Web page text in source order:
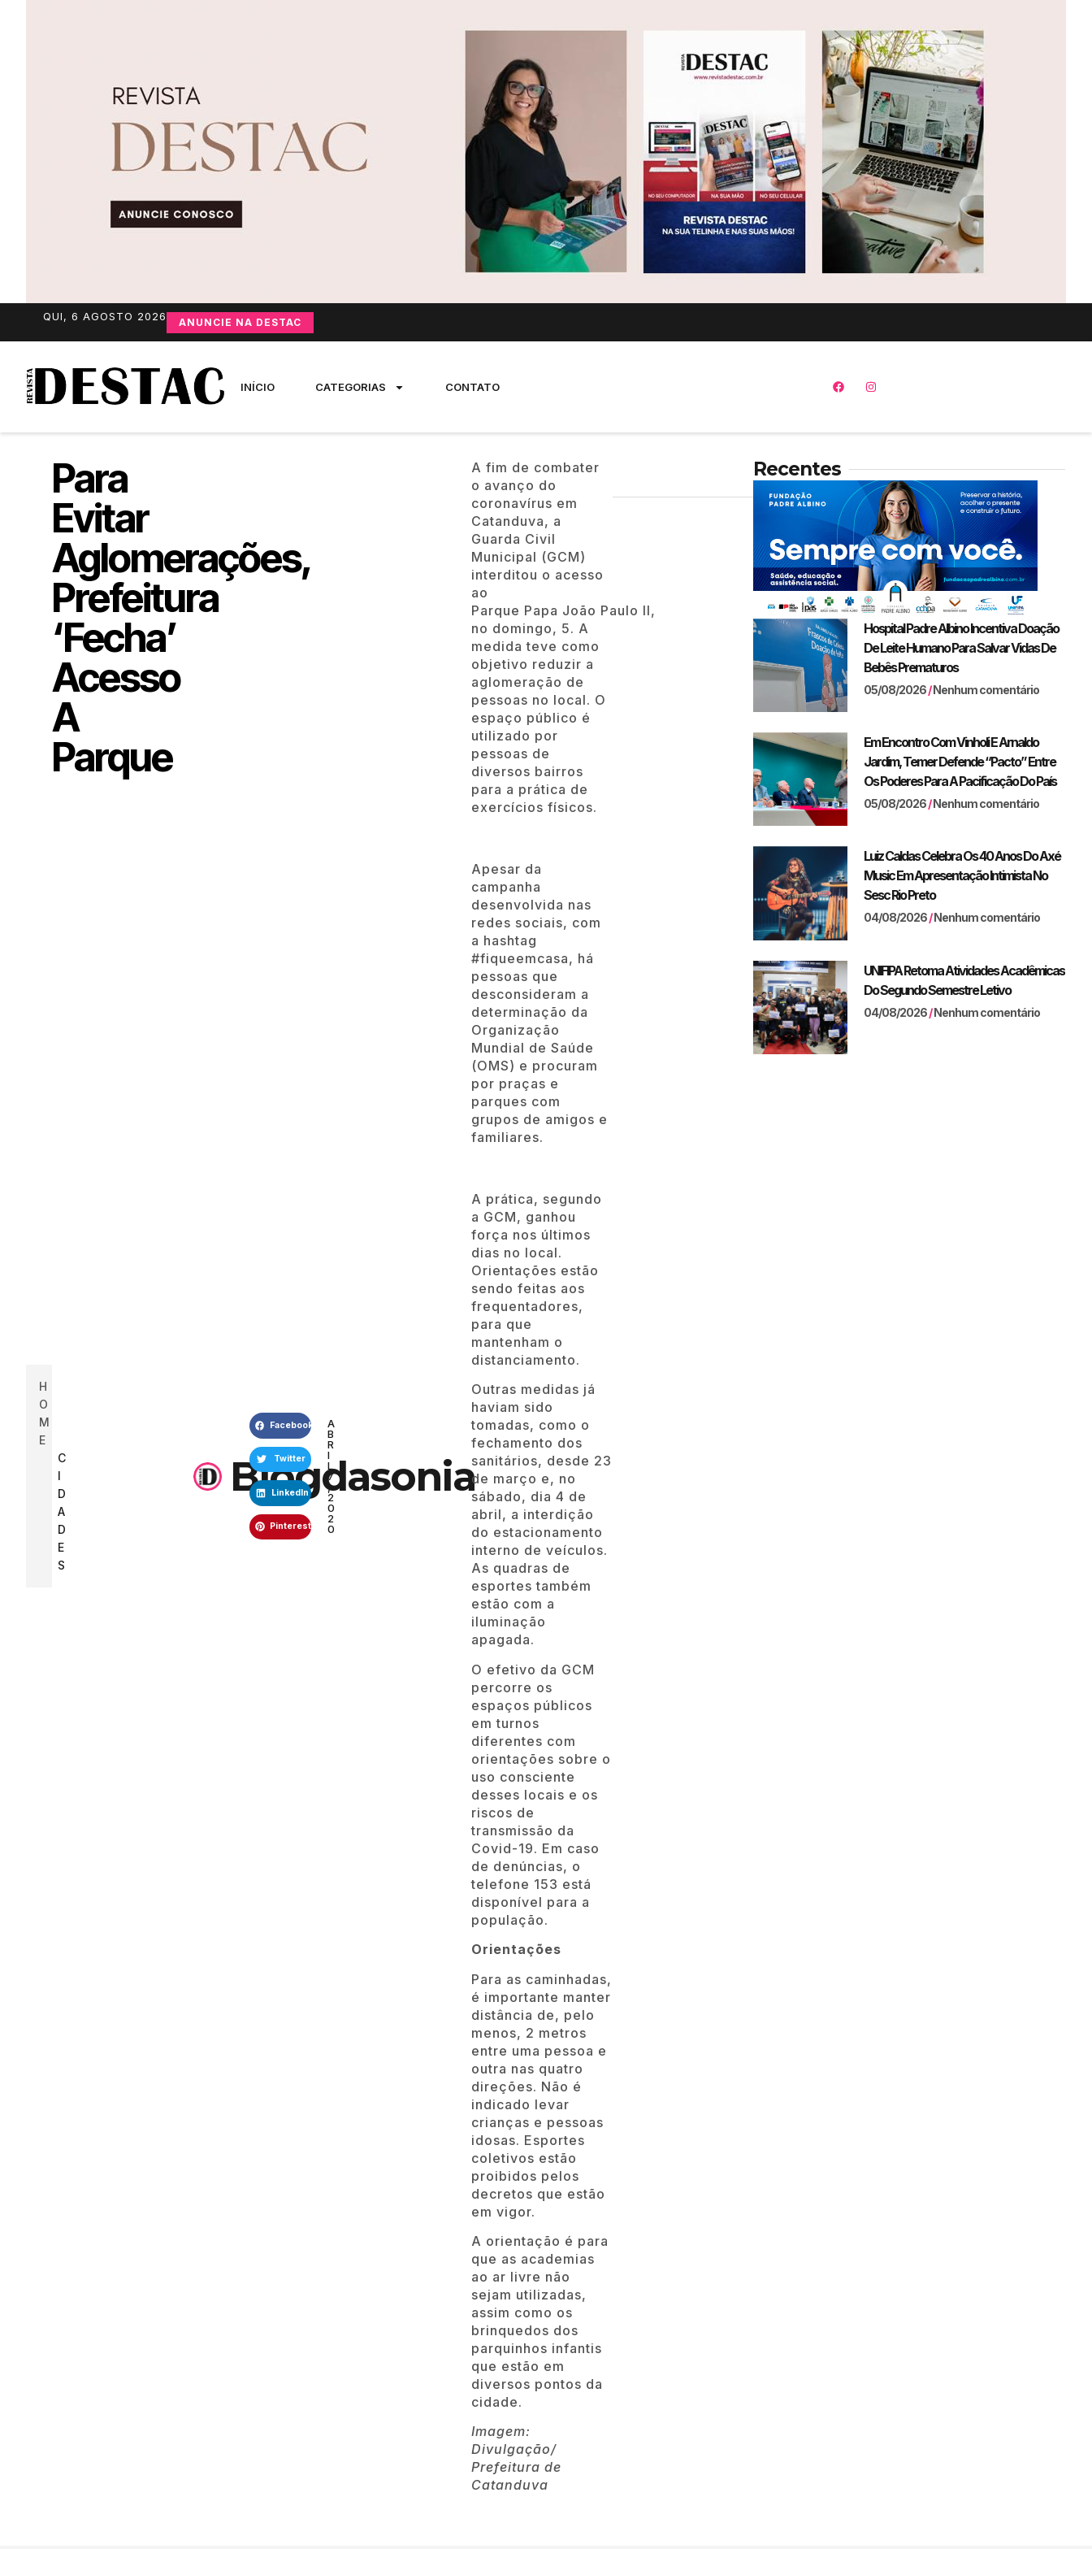
QUI, 6 AGOSTO 2026 ANUNCIE NA DESTAC
INÍCIO CATEGORIAS CONTATO
H
O
M
E
C
I
D
A
D
E
S
Para
Evitar
Aglomerações,
Prefeitura
‘fecha’
Acesso
A
Parque
Blogdasonia
Facebook
Twitter
LinkedIn
Pinterest
A
B
R
I
L
7
,
2
0
2
0
A fim de combater
o avanço do
coronavírus em
Catanduva, a
Guarda Civil
Municipal (GCM)
interditou o acesso
ao
Parque Papa João Paulo II,
no domingo, 5. A
medida teve como
objetivo reduzir a
aglomeração de
pessoas no local. O
espaço público é
utilizado por
pessoas de
diversos bairros
para a prática de
exercícios físicos.
Apesar da
campanha
desenvolvida nas
redes sociais, com
a hashtag
#fiqueemcasa, há
pessoas que
desconsideram a
determinação da
Organização
Mundial de Saúde
(OMS) e procuram
por praças e
parques com
grupos de amigos e
familiares.
A prática, segundo
a GCM, ganhou
força nos últimos
dias no local.
Orientações estão
sendo feitas aos
frequentadores,
para que
mantenham o
distanciamento.
Outras medidas já
haviam sido
tomadas, como o
fechamento dos
sanitários, desde 23
de março e, no
sábado, dia 4 de
abril, a interdição
do estacionamento
interno de veículos.
As quadras de
esportes também
estão com a
iluminação
apagada.
O efetivo da GCM
percorre os
espaços públicos
em turnos
diferentes com
orientações sobre o
uso consciente
desses locais e os
riscos de
transmissão da
Covid-19. Em caso
de denúncias, o
telefone 153 está
disponível para a
população.
Orientações
Para as caminhadas,
é importante manter
distância de, pelo
menos, 2 metros
entre uma pessoa e
outra nas quatro
direções. Não é
indicado levar
crianças e pessoas
idosas. Esportes
coletivos estão
proibidos pelos
decretos que estão
em vigor.
A orientação é para
que as academias
ao ar livre não
sejam utilizadas,
assim como os
brinquedos dos
parquinhos infantis
que estão em
diversos pontos da
cidade.
Imagem:
Divulgação/
Prefeitura de
Catanduva
Recentes
Hospital Padre Albino Incentiva Doação
De Leite Humano Para Salvar Vidas De
Bebês Prematuros
05/08/2026 Nenhum comentário
Em Encontro Com Vinholi E Arnaldo
Jardim, Temer Defende “pacto” Entre
Os Poderes Para A Pacificação Do País
05/08/2026 Nenhum comentário
Luiz Caldas Celebra Os 40 Anos Do Axé
Music Em Apresentação Intimista No
Sesc Rio Preto
04/08/2026 Nenhum comentário
UNIFIPA Retoma Atividades Acadêmicas
Do Segundo Semestre Letivo
04/08/2026 Nenhum comentário